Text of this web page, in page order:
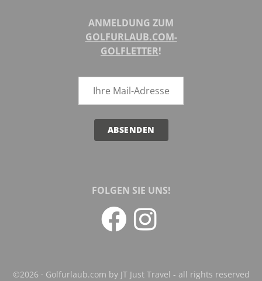
ANMELDUNG ZUM
GOLFURLAUB.COM-
GOLFLETTER!
ABSENDEN
FOLGEN SIE UNS!
©2026 · Golfurlaub.com by JT Just Travel - all rights reserved